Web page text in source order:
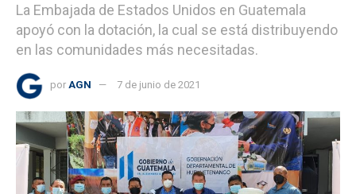
La Embajada de Estados Unidos en Guatemala
apoyó con la dotación, la cual se está distribuyendo
en las comunidades más necesitadas.
por AGN 7 de junio de 2021